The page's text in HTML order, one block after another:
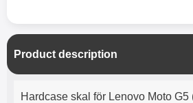
Product description
Product description
Hardcase skal för Lenovo Moto